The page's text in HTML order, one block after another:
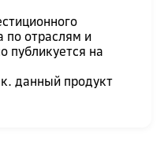
отраслям и
публикуется на
данный продукт